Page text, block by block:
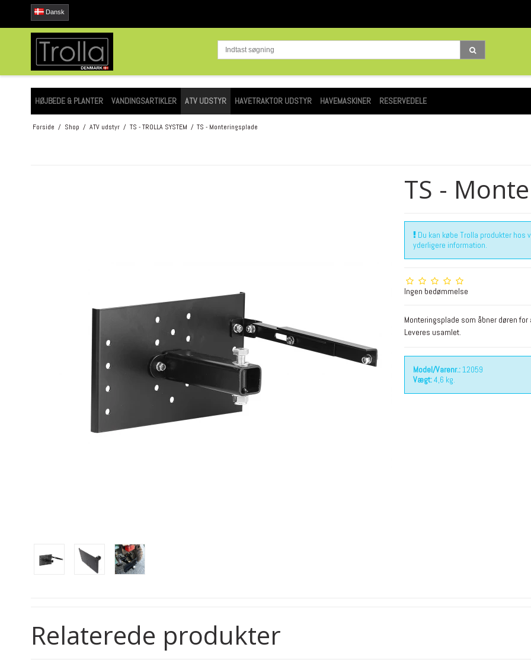
Dansk
HØJBEDE & PLANTER VANDINGSARTIKLER ATV UDSTYR HAVETRAKTOR UDSTYR HAVEMASKINER RESERVEDELE
Forside / Shop / ATV udstyr / TS - TROLLA SYSTEM / TS - Monteringsplade
TS -
Du kan købe Trolla produkter
yderligere information.
Ingen bedømmelse
Monteringsplade som åbner døren for
Leveres usamlet.
Model/Varenr.:12059
Vægt:4,6 kg.
Relaterede produkter